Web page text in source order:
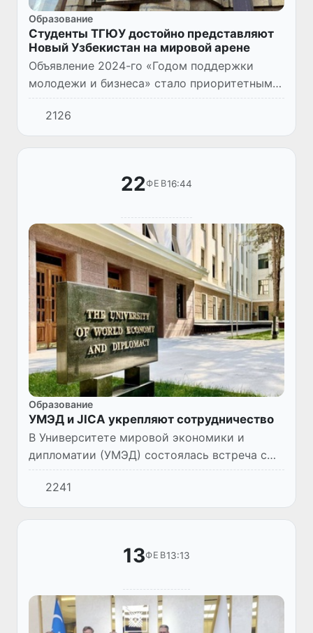
Образование
Студенты ТГЮУ достойно представляют
Новый Узбекистан на мировой арене
Объявление 2024-го «Годом поддержки
молодежи и бизнеса» стало приоритетным и
логическим продолжением проводимых в
нашей стране реформ в сфере молодежи и
предпринимательства, что по...
2126
22ФЕВ16:44
Образование
УМЭД и JICA укрепляют сотрудничество
В Университете мировой экономики и
дипломатии (УМЭД) состоялась встреча с
главой представительства Японского
агентства международного сотрудничества
(JICA) Ешибуми Бито и послом Яп...
2241
13ФЕВ13:13